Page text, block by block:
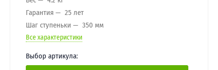
Гарантия
25 лет
Шаг ступеньки
350 мм
Все характеристики
Выбор артикула: